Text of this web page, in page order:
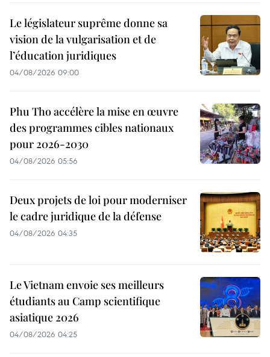
Le législateur suprême donne sa
vision de la vulgarisation et de
l’éducation juridiques
04/08/2026 09:00
Phu Tho accélère la mise en œuvre
des programmes cibles nationaux
pour 2026-2030
04/08/2026 05:56
Deux projets de loi pour moderniser
le cadre juridique de la défense
04/08/2026 04:35
Le Vietnam envoie ses meilleurs
étudiants au Camp scientifique
asiatique 2026
04/08/2026 04:25